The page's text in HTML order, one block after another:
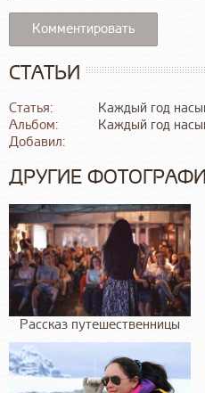
СТАТЬИ
Статья:
Каждый год
Альбом:
Каждый год
Добавил:
ДРУГИЕ
Рассказ путешественницы